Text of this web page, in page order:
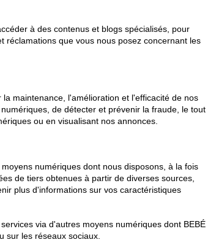
à des contenus et blogs spécialisés, pour
que vous nous posez concernant les
maintenance, l'amélioration et l'efficacité de nos
de détecter et prévenir la fraude, le tout
ou en visualisant nos annonces.
numériques dont nous disposons, à la fois
de tiers obtenues à partir de diverses sources,
plus d'informations sur vos caractéristiques
via d'autres moyens numériques dont BEBÉ
sur les réseaux sociaux.